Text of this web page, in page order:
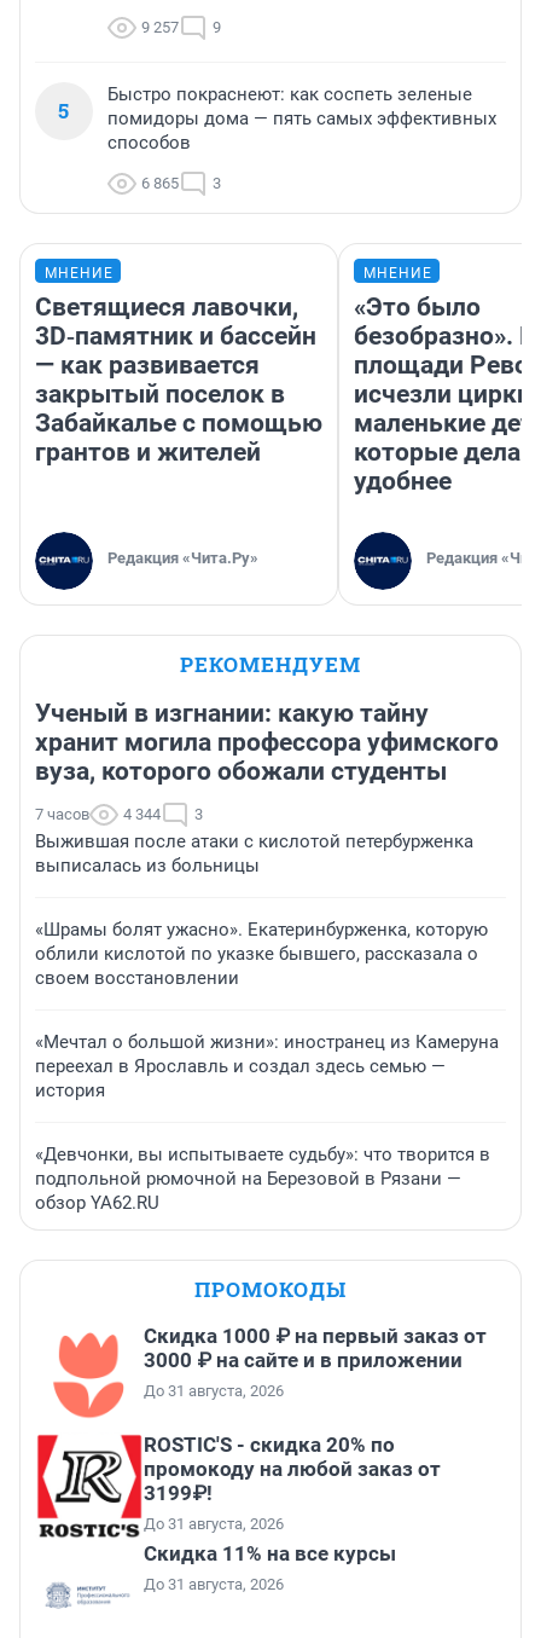
9 257 9
5
Быстро покраснеют: как соспеть зеленые
помидоры дома — пять самых эффективных
способов
6 865 3
МНЕНИЕ
Светящиеся лавочки,
3D‑памятник и бассейн
— как развивается
закрытый поселок в
Забайкалье с помощью
грантов и жителей
Редакция «Чита.Ру»
МНЕНИЕ
«Это было
безобразно».
площади
исчезли цирки
маленькие
которые
удобнее
Редакция
РЕКОМЕНДУЕМ
Ученый в изгнании: какую тайну
хранит могила профессора уфимского
вуза, которого обожали студенты
7 часов 4 344 3
Выжившая после атаки с кислотой петербурженка
выписалась из больницы
«Шрамы болят ужасно». Екатеринбурженка, которую
облили кислотой по указке бывшего, рассказала о
своем восстановлении
«Мечтал о большой жизни»: иностранец из Камеруна
переехал в Ярославль и создал здесь семью —
история
«Девчонки, вы испытываете судьбу»: что творится в
подпольной рюмочной на Березовой в Рязани —
обзор YA62.RU
ПРОМОКОДЫ
Скидка 1000 ₽ на первый заказ от
3000 ₽ на сайте и в приложении
До 31 августа, 2026
ROSTIC'S - скидка 20% по
промокоду на любой заказ от
3199₽!
До 31 августа, 2026
Скидка 11% на все курсы
До 31 августа, 2026